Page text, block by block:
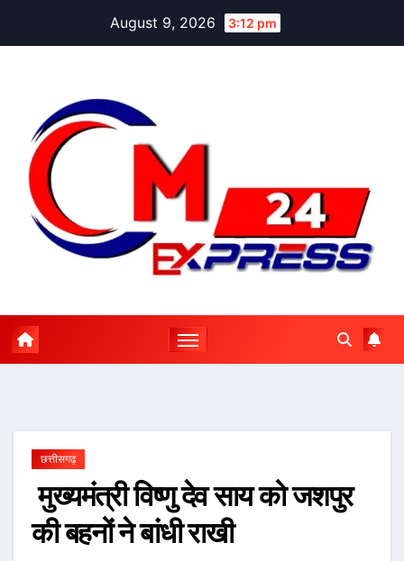
August 9, 2026 3:12 pm
छत्तीसगढ़
मुख्यमंत्री विष्णु देव साय को जशपुर
की बहनों ने बांधी राखी